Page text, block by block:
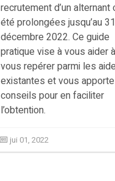
recrutement d’un alternant
été prolongées jusqu’au 31
décembre 2022. Ce guide
pratique vise à vous aider à
vous repérer parmi les
existantes et vous
conseils pour en faciliter
l’obtention.
jui 01, 2022